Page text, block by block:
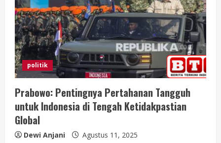
politik
Prabowo: Pentingnya Pertahanan Tangguh
untuk Indonesia di Tengah Ketidakpastian
Global
Dewi Anjani Agustus 11, 2025